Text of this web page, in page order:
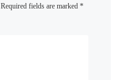
Required fields are marked *